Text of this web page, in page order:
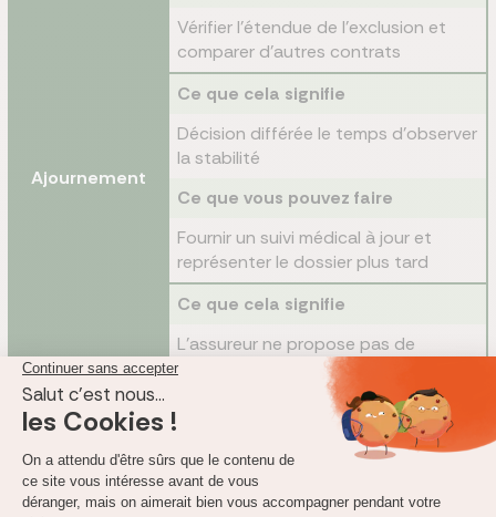
Vérifier l'étendue de l'exclusion et
comparer d'autres contrats
Ajournement
Ce que cela signifie
Décision différée le temps d'observer
la stabilité
Ce que vous pouvez faire
Fournir un suivi médical à jour et
représenter le dossier plus tard
Refus
Ce que cela signifie
L'assureur ne propose pas de
couverture
Ce que vous pouvez faire
Explorer la délégation d'assurance et
les recours prévus par AERAS